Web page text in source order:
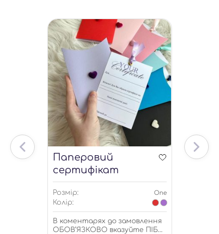
Паперовий
сертифікат
Розмір: One
Колір:
В коментарях до замовлення
ОБОВ’ЯЗКОВО вказуйте ПІБ